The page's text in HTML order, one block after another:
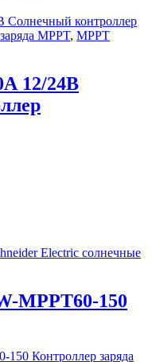
MPPT, MPPT
12/24В
Electric солнечные
MPPT60-150